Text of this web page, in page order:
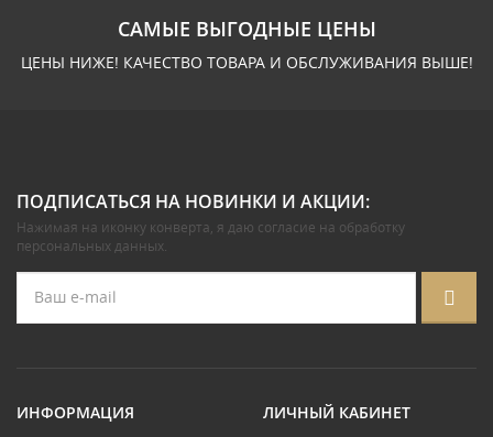
САМЫЕ ВЫГОДНЫЕ ЦЕНЫ
ЦЕНЫ НИЖЕ! КАЧЕСТВО ТОВАРА И ОБСЛУЖИВАНИЯ ВЫШЕ!
ПОДПИСАТЬСЯ НА НОВИНКИ И АКЦИИ:
Нажимая на иконку конверта, я даю согласие на обработку
персональных данных.
ИНФОРМАЦИЯ ЛИЧНЫЙ КАБИНЕТ